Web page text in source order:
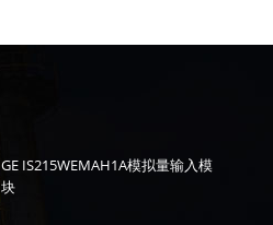
GE IS215WEMAH1A模拟量输入模
块